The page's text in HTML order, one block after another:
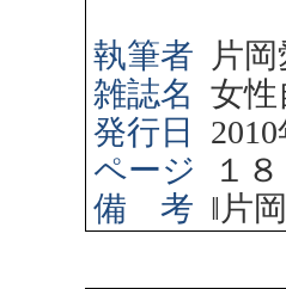
執筆者
片
雑誌名 女性
発行日
2010
ページ
１
備 考 ‖片